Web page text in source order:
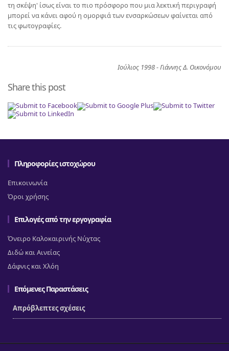
τη σκέψη' ίσως είναι το πιο πρόσφορο που μια λεκτική περιγραφή
μπορεί να κάνει αφού η ομορφιά των ενσαρκώσεων φαίνεται από
τις φωτογραφίες.
Ιούλιος 1998 - Γιάννης Δ. Οικονόμου
Share this post
Πληροφορίες ιστοχώρου
Επικοινωνία
Όροι χρήσης
Επιλογές από την εργογραφία
Όνειρο Καλοκαιρινής Νύχτας
Διδώ και Αινείας
Δάφνις και Χλόη
Επόμενες Παραστάσεις
Απρόβλεπτες σχέσεις